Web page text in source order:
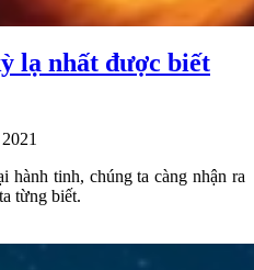
lạ nhất được biết
hành tinh, chúng ta càng nhận ra
từng biết.